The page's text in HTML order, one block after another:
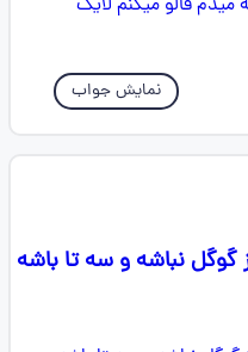
نمایش جواب
نباشه و سه تا باشه